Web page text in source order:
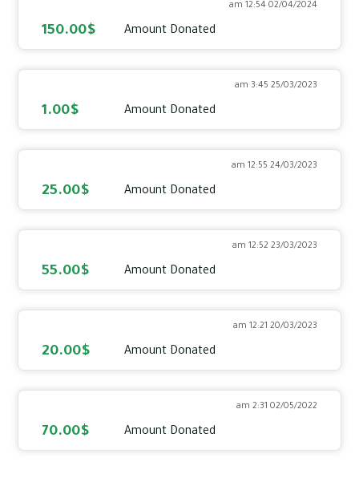
02/04/2024 12:54 am
Amount Donated
150.00$
25/03/2023 3:45 am
Amount Donated
1.00$
24/03/2023 12:55 am
Amount Donated
25.00$
23/03/2023 12:52 am
Amount Donated
55.00$
20/03/2023 12:21 am
Amount Donated
20.00$
02/05/2022 2:31 am
Amount Donated
70.00$